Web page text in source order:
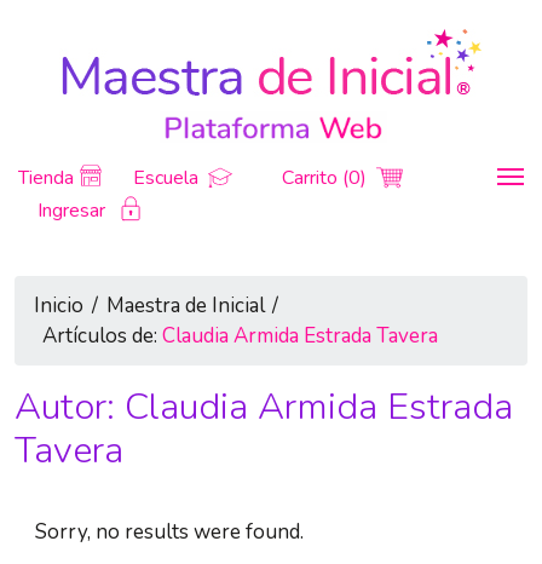
Tienda Escuela
Carrito (0)
Ingresar
Inicio / Maestra de Inicial /
Artículos de: Claudia Armida Estrada Tavera
Autor: Claudia Armida Estrada
Tavera
Sorry, no results were found.